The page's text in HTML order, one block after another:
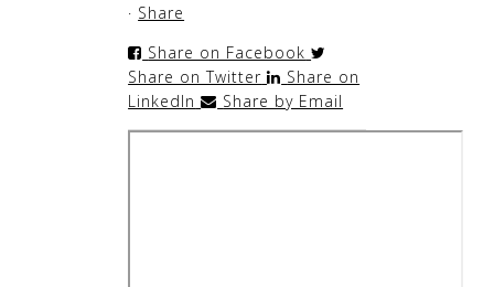
· Share
Share on Facebook
Share on Twitter
Share on
LinkedIn
Share by Email